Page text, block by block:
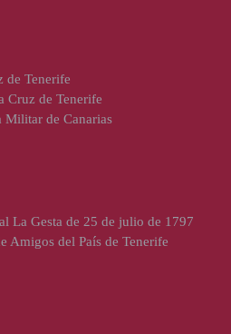
de Tenerife
Cruz de Tenerife
Militar de Canarias
La Gesta de 25 de julio de 1797
Amigos del País de Tenerife